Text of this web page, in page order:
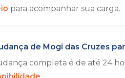
para acompanhar sua carga.
de Mogi das Cruzes
completa é de até 24